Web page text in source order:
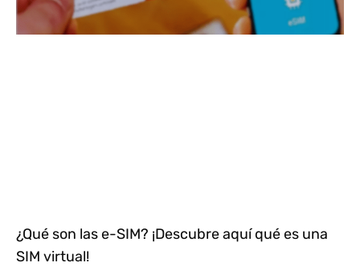
¿Qué son las e-SIM? ¡Descubre aquí qué es una
SIM virtual!